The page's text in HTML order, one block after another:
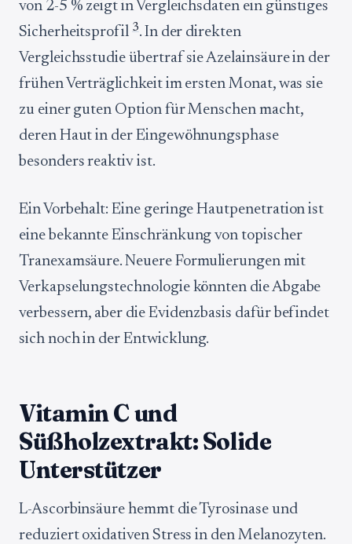
von 2-5 % zeigt in Vergleichsdaten ein günstiges
Sicherheitsprofil 3. In der direkten
Vergleichsstudie übertraf sie Azelainsäure in der
frühen Verträglichkeit im ersten Monat, was sie
zu einer guten Option für Menschen macht,
deren Haut in der Eingewöhnungsphase
besonders reaktiv ist.
Ein Vorbehalt: Eine geringe Hautpenetration ist
eine bekannte Einschränkung von topischer
Tranexamsäure. Neuere Formulierungen mit
Verkapselungstechnologie könnten die Abgabe
verbessern, aber die Evidenzbasis dafür befindet
sich noch in der Entwicklung.
Vitamin C und
Süßholzextrakt: Solide
Unterstützer
L-Ascorbinsäure hemmt die Tyrosinase und
reduziert oxidativen Stress in den Melanozyten.